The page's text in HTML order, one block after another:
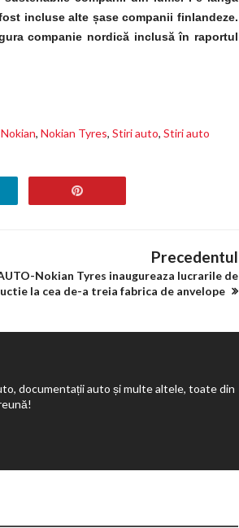
incluse alte șase companii finlandeze.
companie nordică inclusă în raportul
Nokian, Nokian Tyres, Stiri auto, Stiri auto
Precedentul
Nokian Tyres inaugureaza lucrarile de
la cea de-a treia fabrica de anvelope
documentații auto și multe altele, toate din